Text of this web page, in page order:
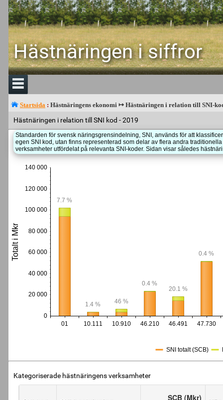
Hästnäringen i siffror
Startsida : Hästnäringens ekonomi ↦ Hästnäringen i relation till SNI-
Hästnäringen i relation till SNI kod - 2019
Standarden för svensk näringsgrensindelning, SNI, används för att
egen SNI kod, utan finns representerad som delar av flera andra
verksamheter utfördelat på relevanta SNI-koder. Sidan visar således
01 10.111 10.910 46.210 46.491 47.730
0
20 000
40 000
60 000
80 000
100 000
120 000
140 000
Totalt i Mkr
7.7 %
1.4 % 46 %
0.4 %
20.1 %
0.4 %
SNI totalt (SCB)
Kategoriserade hästnäringens verksamheter
SCB (Mkr)